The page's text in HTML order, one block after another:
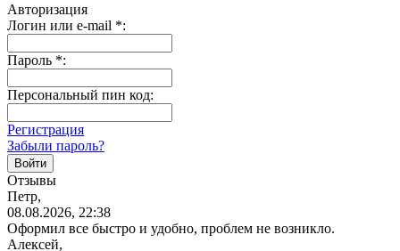
Авторизация
Логин или e-mail *:
Пароль *:
Персональный пин код:
Регистрация
Забыли пароль?
Отзывы
Петр,
08.08.2026, 22:38
Оформил все быстро и удобно, проблем не возникло.
Алексей,